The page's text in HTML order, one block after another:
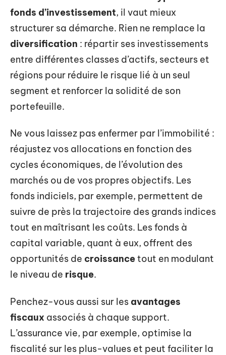
fonds d’investissement, il vaut mieux
structurer sa démarche. Rien ne remplace la
diversification : répartir ses investissements
entre différentes classes d’actifs, secteurs et
régions pour réduire le risque lié à un seul
segment et renforcer la solidité de son
portefeuille.
Ne vous laissez pas enfermer par l’immobilité :
réajustez vos allocations en fonction des
cycles économiques, de l’évolution des
marchés ou de vos propres objectifs. Les
fonds indiciels, par exemple, permettent de
suivre de près la trajectoire des grands indices
tout en maîtrisant les coûts. Les fonds à
capital variable, quant à eux, offrent des
opportunités de croissancetout en modulant
le niveau de risque.
Penchez-vous aussi sur les avantages
fiscaux associés à chaque support.
L’assurance vie, par exemple, optimise la
fiscalité sur les plus-values et peut faciliter la